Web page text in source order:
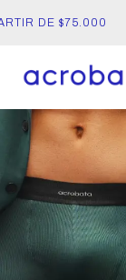
DE $75.000